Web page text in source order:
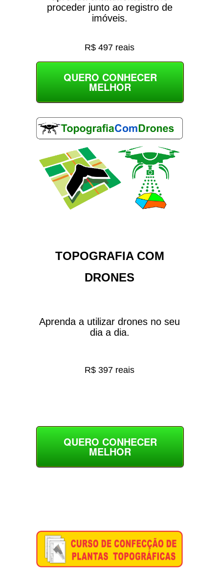
proceder junto ao registro de
imóveis.
R$ 497 reais
QUERO CONHECER
MELHOR
TOPOGRAFIA COM
DRONES
Aprenda a utilizar drones no seu
dia a dia.
R$ 397 reais
QUERO CONHECER
MELHOR